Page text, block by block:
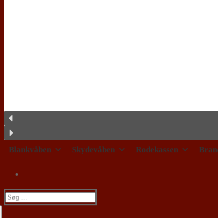
Blankvåben Skydevåben Rodekassen
Søg